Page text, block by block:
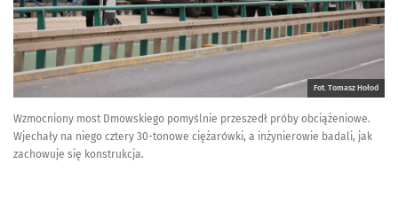
Fot. Tomasz Hołod
Wzmocniony most Dmowskiego pomyślnie przeszedł próby obciążeniowe.
Wjechały na niego cztery 30-tonowe ciężarówki, a inżynierowie badali, jak
zachowuje się konstrukcja.